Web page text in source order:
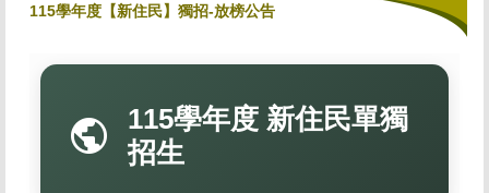
115學年度【新住民】獨招-放榜公告
public
115學年度 新住民單獨
招生